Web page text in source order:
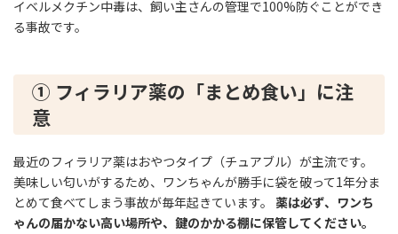
イベルメクチン中毒は、飼い主さんの管理で100%防ぐことができ
る事故です。
① フィラリア薬の「まとめ食い」に注
意
最近のフィラリア薬はおやつタイプ（チュアブル）が主流です。
美味しい匂いがするため、ワンちゃんが勝手に袋を破って1年分ま
とめて食べてしまう事故が毎年起きています。 薬は必ず、ワンち
ゃんの届かない高い場所や、鍵のかかる棚に保管してください。